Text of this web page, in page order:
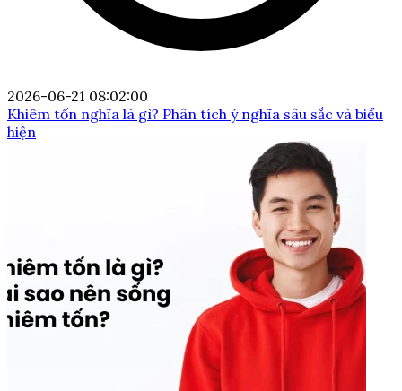
2026-06-21 08:02:00
Khiêm tốn nghĩa là gì? Phân tích ý nghĩa sâu sắc và biểu
hiện